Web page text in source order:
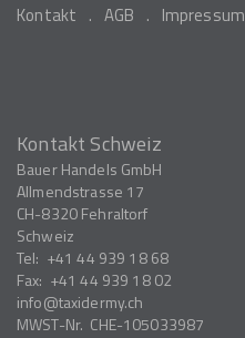
Kontakt AGB Impressum
Kontakt Schweiz
Bauer Handels GmbH
Allmendstrasse 17
CH-8320Fehraltorf
Schweiz
Tel: +41 44 939 18 68
Fax: +41 44 939 18 02
info
taxidermy.ch
MWST-Nr. CHE-105033987